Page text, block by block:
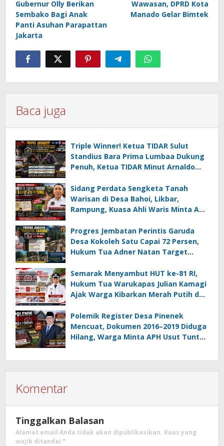
Gubernur Olly Berikan
Sembako Bagi Anak
Panti Asuhan Parapattan
Jakarta
Wawasan, DPRD Kota
Manado Gelar Bimtek
Baca juga
Triple Winner! Ketua TIDAR Sulut
Standius Bara Prima Lumbaa Dukung
Penuh, Ketua TIDAR Minut Arnaldo
05 MC JOE Sapu Bersih Tiga Gelar
Juara Umum
Sidang Perdata Sengketa Tanah
Warisan di Desa Bahoi, Likbar,
Rampung, Kuasa Ahli Waris Minta APH
Korupsi Dandes
Progres Jembatan Perintis Garuda
Desa Kokoleh Satu Capai 72 Persen,
Hukum Tua Adner Natan Target
Semarak Menyambut HUT ke-81 RI,
Hukum Tua Warukapas Julian Kamagi
Ajak Warga Kibarkan Merah Putih dan
Polemik Register Desa Pinenek
Mencuat, Dokumen 2016–2019 Diduga
Hilang, Warga Minta APH Usut Tuntas
Komentar
Tinggalkan Balasan
Alamat email Anda tidak akan dipublikasikan. Ruas yang
wajib ditandai *